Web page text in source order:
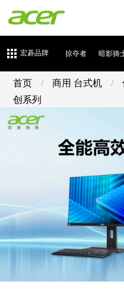
宏碁品牌 掠夺者 暗影骑
首页 / 商用 台式机 /
创系列